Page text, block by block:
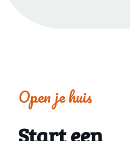
Open je huis
Start een